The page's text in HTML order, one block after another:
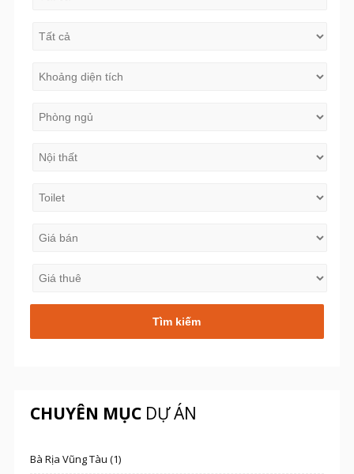
CHUYÊN MỤCDỰ ÁN
Bà Rịa Vũng Tàu (1)